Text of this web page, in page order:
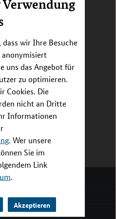
dass wir Ihre Besuche
anonymisiert
uns das Angebot für
zu optimieren.
Cookies. Die
nicht an Dritte
Informationen
. Wer unsere
Sie im
Link
.
Akzeptieren
Ansicht als externer